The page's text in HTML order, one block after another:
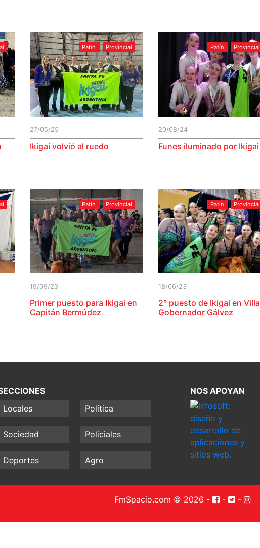
Patín Provincial
27/05/25
Ikigai volvió al ruedo
Patín Provincial
20/08/24
Funes iluminado por Ikigai
Patín Provincial
19/09/23
Primer puesto para Ikigai en
Capitán Bermúdez
Patín Provincial
18/06/23
2° puesto de Ikigai en Villa
Gobernador Gálvez
Locales
Política
Sociedad Policiales
Deportes Agro
NOS APOYAN
FmSpacio.com © 2026 - - -